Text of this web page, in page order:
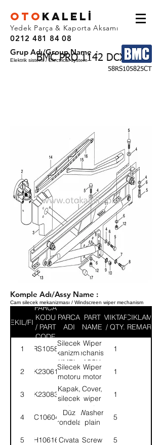
OTO KALEL İ
Yedek Parça & Kaporta Aksamı
0212 481 84 08
BMC PRO 1142 DCX
Grup Adı/Group Name :
Elektrik sistemi / Electrical system
58RS105825CT
Komple Adı/Assy Name :
Cam silecek mekanizması / Windscreen wiper mechanism
SEKIL/FIG
PARCA
KODU
/ PART
CODE
PARCA
ADI
PART
NAME
MIKTAR
/ QTY.
ACIKLAMA
/ REMARK
1 58RS105836
Silecek
mekanizması-
KMPL.
Wiper
mechanism-
ASSY.
1
2 3K230619
Silecek
motoru
Wiper
motor
1
3 8K230831
Kapak,
silecek
motoru
Cover,
wiper
motor
1
4 WC106041
Düz
rondela
Washer,
plain
5
5 SH106161Cıvata Screw 5